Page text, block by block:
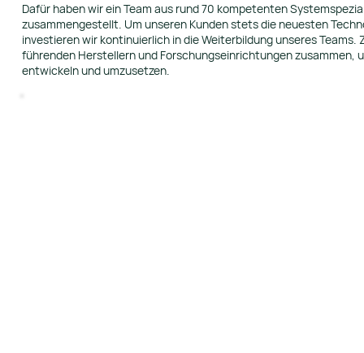
Dafür haben wir ein Team aus rund 70 kompetenten
zusammengestellt. Um unseren Kunden stets die neuesten
investieren wir kontinuierlich in die Weiterbildung unseres Teams.
führenden Herstellern und Forschungseinrichtungen zusammen,
entwickeln und umzusetzen.